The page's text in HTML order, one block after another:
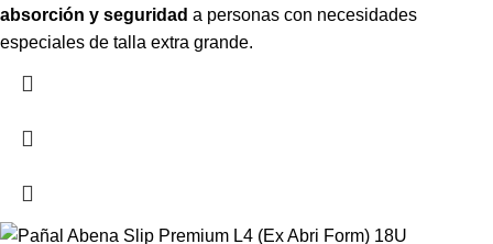
absorción y seguridad a personas con necesidades
especiales de talla extra grande.